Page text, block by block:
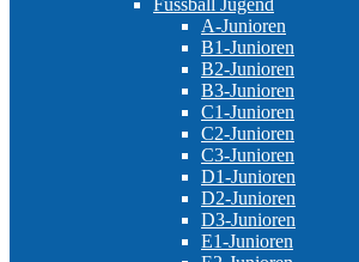
Fussball Jugend
A-Junioren
B1-Junioren
B2-Junioren
B3-Junioren
C1-Junioren
C2-Junioren
C3-Junioren
D1-Junioren
D2-Junioren
D3-Junioren
E1-Junioren